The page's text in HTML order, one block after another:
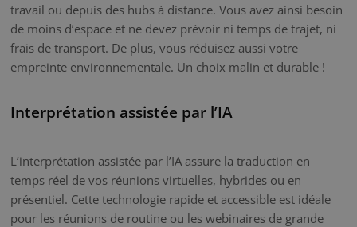
travail ou depuis des hubs à distance. Vous avez ainsi besoin
de moins d’espace et ne devez prévoir ni temps de trajet, ni
frais de transport. De plus, vous réduisez aussi votre
empreinte environnementale. Un choix malin et durable !
Interprétation assistée par l’IA
L’interprétation assistée par l’IA assure la traduction en
temps réel de vos réunions virtuelles, hybrides ou en
présentiel. Cette technologie rapide et accessible est idéale
pour les réunions de routine ou les webinaires de grande